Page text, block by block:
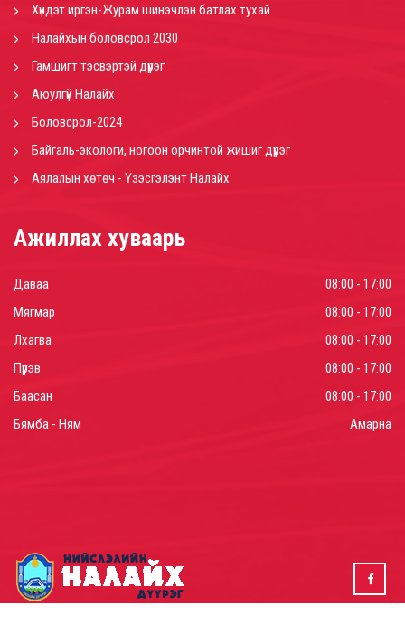
Хүндэт иргэн-Журам шинэчлэн батлах тухай
Налайхын боловсрол 2030
Гамшигт тэсвэртэй дүүрэг
Аюулгүй Налайх
Боловсрол-2024
Байгаль-экологи, ногоон орчинтой жишиг дүүрэг
Аялалын хөтөч - Үзэсгэлэнт Налайх
Ажиллах хуваарь
Даваа
08:00 - 17:00
Мягмар
08:00 - 17:00
Лхагва
08:00 - 17:00
Пүрэв
08:00 - 17:00
Баасан
08:00 - 17:00
Бямба - Ням
Амарна